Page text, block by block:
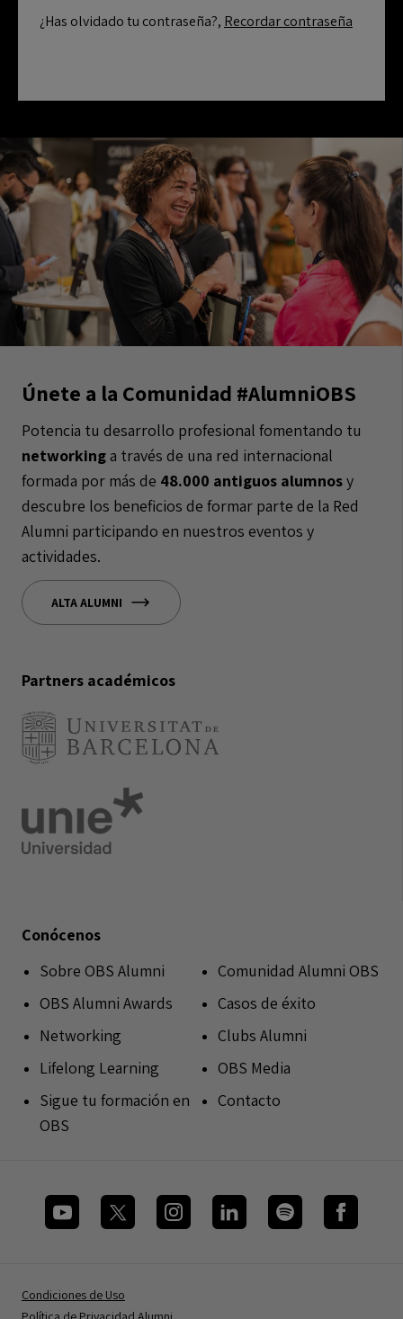
¿Has olvidado tu contraseña?, Recordar contraseña
Únete a la Comunidad #AlumniOBS
Potencia tu desarrollo profesional fomentando tu
networkinga través de una red internacional
formada por más de 48.000 antiguos alumnosy
descubre los beneficios de formar parte de la Red
Alumni participando en nuestros eventos y
actividades.
ALTA ALUMNI
Partners académicos
Conócenos
Sobre OBS Alumni
OBS Alumni Awards
Networking
Lifelong Learning
Sigue tu formación en
OBS
Comunidad Alumni OBS
Casos de éxito
Clubs Alumni
OBS Media
Contacto
Condiciones de Uso